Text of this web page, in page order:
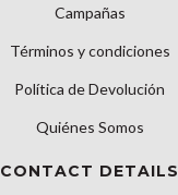
Campañas
Términos y condiciones
Política de Devolución
Quiénes Somos
CONTACT DETAILS